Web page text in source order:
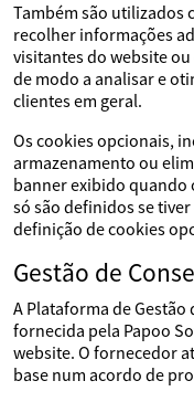
Também são utilizados
recolher informações
visitantes do website
de modo a analisar e
clientes em geral.
Os cookies opcionais,
armazenamento ou
banner exibido quando
só são definidos se
definição de cookies
Gestão de
A Plataforma de Gestão
fornecida pela Papoo
website. O fornecedor
base num acordo de